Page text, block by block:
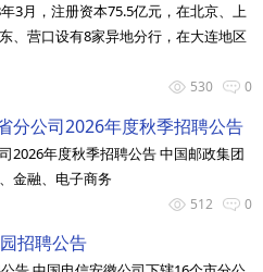
3月，注册资本75.5亿元，在北京、上
、营口设有8家异地分行，在大连地区
0
530
分公司2026年度秋季招聘公告
2026年度秋季招聘公告 中国邮政集团
金融、电子商务
0
512
招聘公告